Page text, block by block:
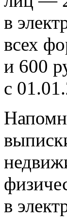
в
всех
и 600
с
в